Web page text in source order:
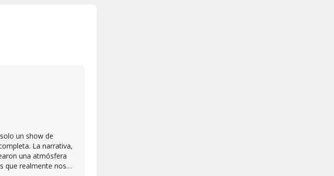
un show de
La narrativa,
una atmósfera
que realmente nos